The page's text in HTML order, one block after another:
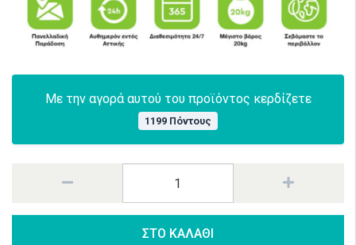
Με την αγορά αυτού του προϊόντος κερδίζετε
1199 Πόντους
ΣΤΟ ΚΑΛΑΘΙ